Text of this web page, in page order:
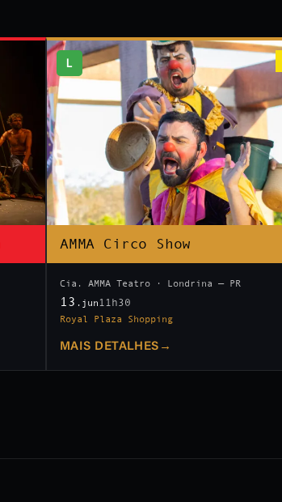
L
AMMA Circo Show
Cia. AMMA Teatro · Londrina — PR
13 .jun11h30
Royal Plaza Shopping
MAIS DETALHES →